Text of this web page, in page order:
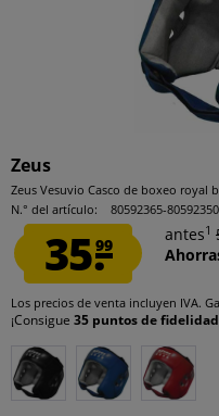
Zeus
Zeus Vesuvio Casco de boxeo royal
N.° del artículo:
80592365-80592350
35.99
antes1
Los precios de venta incluyen IVA.
¡Consigue 35 puntos de